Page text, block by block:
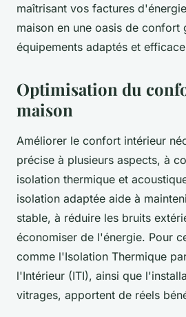
maîtrisant vos factures
maison en une oasis de confort
équipements adaptés et
Optimisation du
maison
Améliorer le confort intérieur
précise à plusieurs aspects, à
isolation thermique et
isolation adaptée aide à
stable, à réduire les bruits
économiser de l'énergie. Pour
comme l'Isolation Thermique
l'Intérieur (ITI), ainsi que
vitrages, apportent de réels